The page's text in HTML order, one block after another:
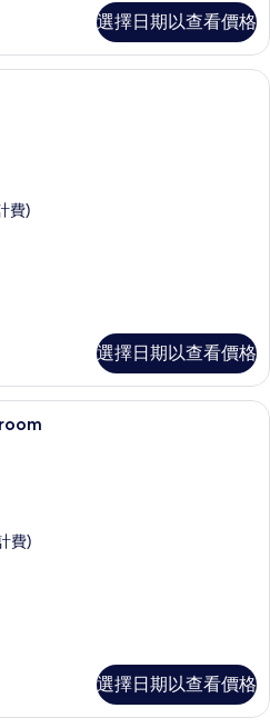
選擇日期以查看價格
lebua Suite 3 Bedroom | 起居區 | 32-
費)
選擇日期以查看價格
lebua Premium Suite
費)
選擇日期以查看價格